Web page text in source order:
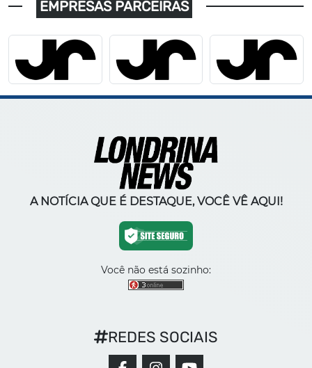
EMPRESAS PARCEIRAS
A NOTÍCIA QUE É DESTAQUE, VOCÊ VÊ AQUI!
Você não está sozinho:
REDES SOCIAIS